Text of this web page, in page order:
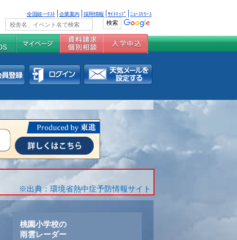
全国統一ﾃｽﾄ 企業案内 採用情報 ｻｲﾄﾏｯﾌﾟ ﾆｭｰｽﾘﾘｰｽ
※出典：環境省熱中症予防情報サイト
桃園小学校の
雨雲レーダー